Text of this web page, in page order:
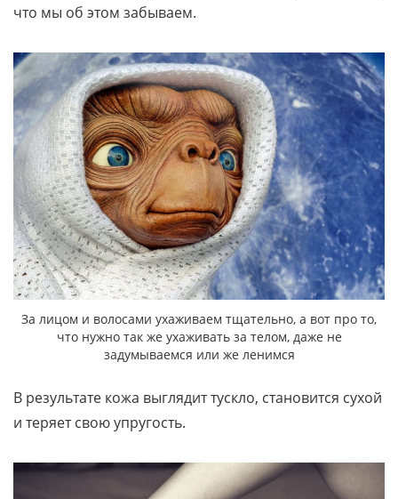
что мы об этом забываем.
За лицом и волосами ухаживаем тщательно, а вот про то,
что нужно так же ухаживать за телом, даже не
задумываемся или же ленимся
В результате кожа выглядит тускло, становится сухой
и теряет свою упругость.